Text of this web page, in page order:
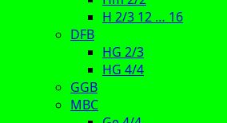
H 2/3 12 … 16
DFB
HG 2/3
HG 4/4
GGB
MBC